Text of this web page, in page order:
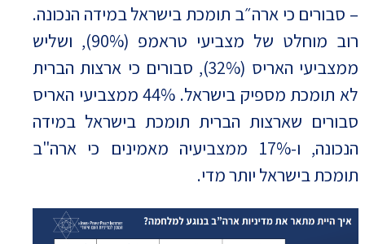
– סבורים כי ארה״ב תומכת בישראל במידה הנכונה.
רוב מוחלט של מצביעי טראמפ (90%), ושליש
ממצביעי האריס (32%), סבורים כי ארצות הברית
לא תומכת מספיק בישראל. 44% ממצביעי האריס
סבורים שארצות הברית תומכת בישראל במידה
הנכונה, ו-17% ממצביעיה מאמינים כי ארה"ב
תומכת בישראל יותר מדי.